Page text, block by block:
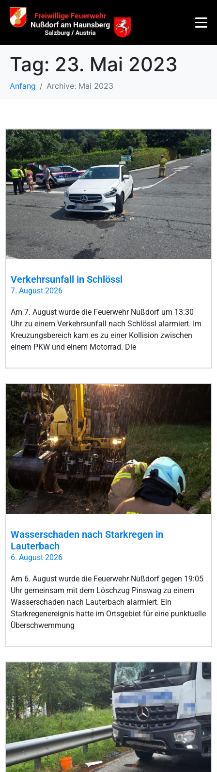
Tag: 23. Mai 2023
Anfang Archive: Mai 2023
Verkehrsunfall in Schlössl
7. August 2026
Am 7. August wurde die Feuerwehr Nußdorf um 13:30
Uhr zu einem Verkehrsunfall nach Schlössl alarmiert. Im
Kreuzungsbereich kam es zu einer Kollision zwischen
einem PKW und einem Motorrad. Die
Wasserschaden nach Starkregen in
Lauterbach
6. August 2026
Am 6. August wurde die Feuerwehr Nußdorf gegen 19:05
Uhr gemeinsam mit dem Löschzug Pinswag zu einem
Wasserschaden nach Lauterbach alarmiert. Ein
Starkregenereignis hatte im Ortsgebiet für eine punktuelle
Überschwemmung